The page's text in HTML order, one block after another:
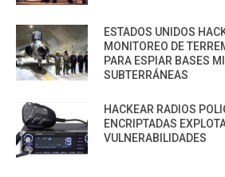
ESTADOS UNIDOS
MONITOREO DE
PARA ESPIAR BASES
SUBTERRÁNEAS
HACKEAR RADIOS
ENCRIPTADAS
VULNERABILIDADES